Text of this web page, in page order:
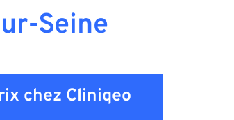
Seine
chez Cliniqeo